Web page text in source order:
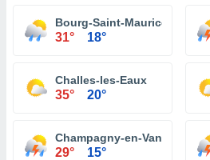
Bourg-Saint-Maurice
31° 18°
Challes-les-Eaux
35° 20°
Champagny-en-Vanoise
29° 15°